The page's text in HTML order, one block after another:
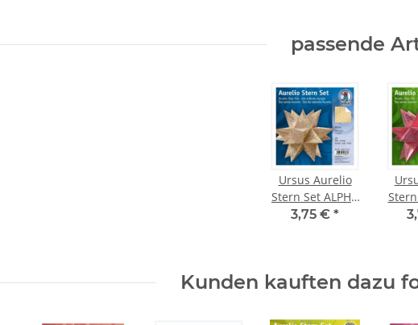
passende
Ursus Aurelio
Stern Set ALPHA
weiß / gold 15 x
3,75 € *
Stern
Kunden kauften dazu